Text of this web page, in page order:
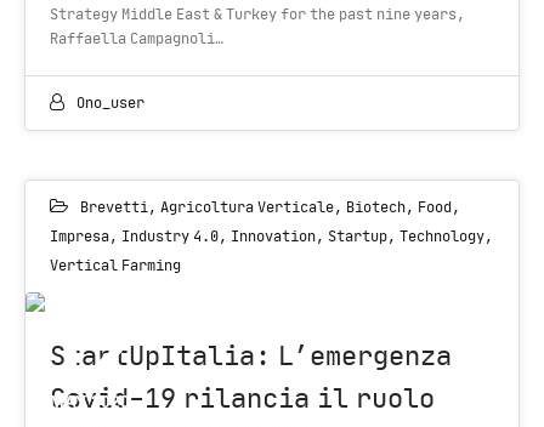
Strategy Middle East & Turkey for the past nine years,
Raffaella Campagnoli…
Ono_user
Brevetti , Agricoltura Verticale, Biotech, Food ,
Impresa, Industry 4.0, Innovation, Startup, Technology,
Vertical Farming
12
MAY 2020
StartUpItalia: L’emergenza
Covid-19 rilancia il ruolo